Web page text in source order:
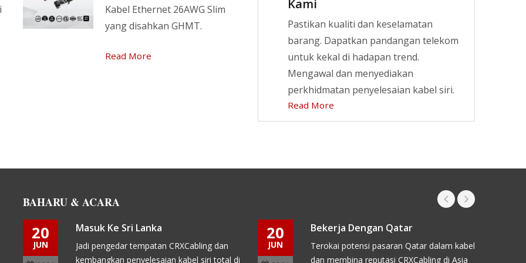
Kabel Ethernet 26AWG Slim
yang disahkan GHMT.
Read More
pengkabelan serat.
Read More
Kami
Pastikan kualiti dan keselamatan
untuk kekal di hadapan trend.
Kami
Pastikan kualiti dan keselamatan
barang. Dapatkan pandangan telekom
untuk kekal di hadapan trend.
Mengawal dan menyediakan
perkhidmatan penyelesaian kabel siri.
Read More
BAHARU & ACARA
20
JUN
Masuk Ke Sri Lanka
Jadi pengedar tempatan CRXCabling dan
kembangkan penyelesaian kabel siri total di
20
JUN
Bekerja Dengan Qatar
Terokai potensi pasaran Qatar dalam kabel
dan membina reputasi CRXCabling di Asia